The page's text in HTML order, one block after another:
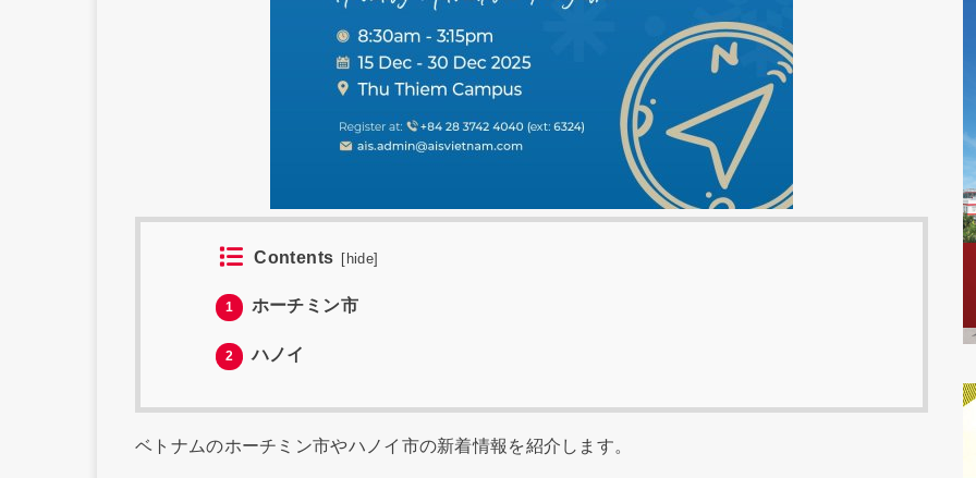
Contents [ hide]
1 ホーチミン市
2 ハノイ
ベトナムのホーチミン市やハノイ市の新着情報を紹介します。